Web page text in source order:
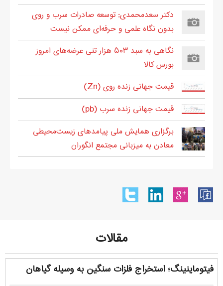
دکتر سعدمحمدی: توسعه صادرات سرب و روی
بدون نگاه علمی و حرفه‌ای ممکن نیست
نگاهی به سبد ۵۰۳ هزار تنی عرضه‌های امروز
بورس کالا
قیمت جهانی زنده روی (Zn)
قیمت جهانی زنده سرب (pb)
برگزاری همایش ملی پیامدهای زیست‌محیطی
معادن به میزبانی مجتمع انگوران
مقالات
فیتوماینینگ؛ استخراج فلزات سنگین به وسیله گیاهان